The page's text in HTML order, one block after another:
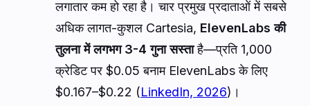
लगातार कम हो रहा है। चार प्रमुख प्रदाताओं में सबसे
अधिक लागत-कुशल Cartesia, ElevenLabs की
तुलना में लगभग 3-4 गुना सस्ताहै—प्रति 1,000
क्रेडिट पर $0.05 बनाम ElevenLabs के लिए
$0.167–$0.22 (LinkedIn, 2026)।